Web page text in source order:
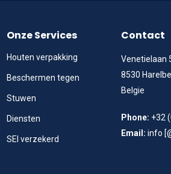
Onze Services
Houten verpakking
Beschermen tegen
Stuwen
Diensten
SEI verzekerd
Contact
Venetielaan
8530
Belgie
Phone: +32
Email: info